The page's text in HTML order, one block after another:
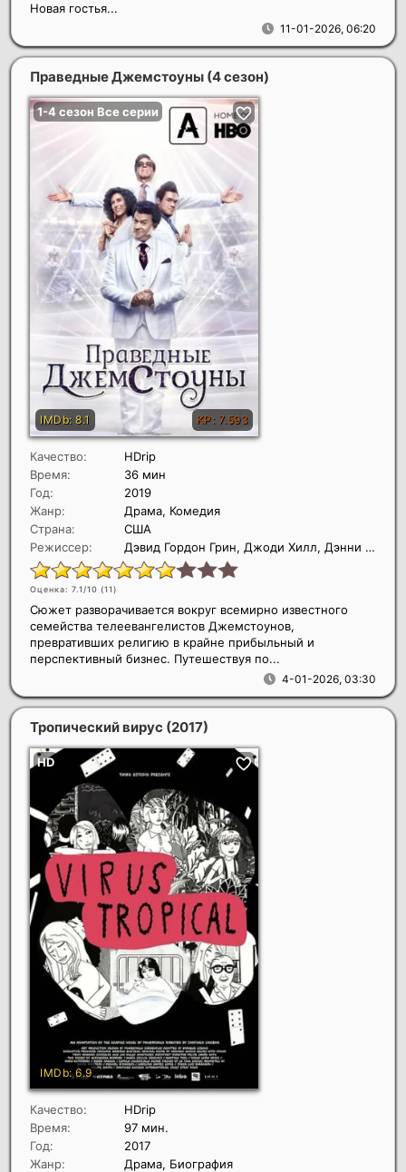
11-01-2026, 06:20
Новая гостья...
Праведные Джемстоуны (4 сезон)
Качество:
HDrip
Время:
36 мин
Год:
2019
Жанр:
Драма, Комедия
Страна:
США
Режиссер:
Дэвид Гордон Грин, Джоди Хилл, Дэнни Макбрайд
Оценка: 7.1/10 (11)
4-01-2026, 03:30
Сюжет разворачивается вокруг всемирно известного
семейства телеевангелистов Джемстоунов,
превративших религию в крайне прибыльный и
перспективный бизнес. Путешествуя по...
Тропический вирус (2017)
Качество:
HDrip
Время:
97 мин.
Год:
2017
Жанр:
Драма, Биография